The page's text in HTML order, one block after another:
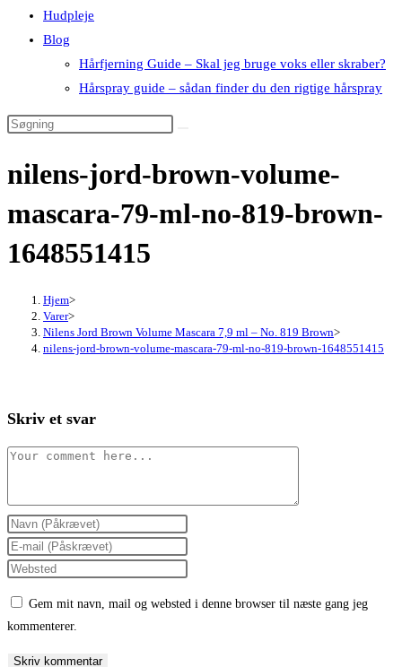
Hudpleje
Blog
Hårfjerning Guide – Skal jeg bruge voks eller skraber?
Hårspray guide – sådan finder du den rigtige hårspray
nilens-jord-brown-volume-
mascara-79-ml-no-819-brown-
1648551415
Hjem>
Varer>
Nilens Jord Brown Volume Mascara 7,9 ml – No. 819 Brown>
nilens-jord-brown-volume-mascara-79-ml-no-819-brown-1648551415
Skriv et svar
Comment
Enter
your
name
comment
Enter
your
comment
Enter
(optional)
Gem mit navn, mail og websted i denne browser til næste gang jeg
kommenterer.